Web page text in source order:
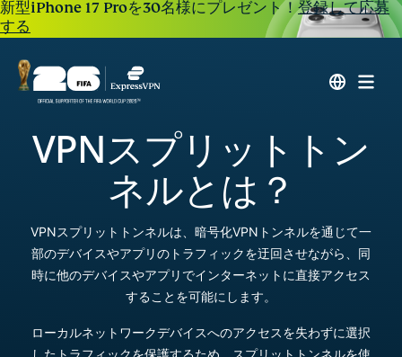
新型iPhone 17 Proを30名様にプレゼント！登録して応募
する
VPNスプリットトン
ネルとは？
VPNスプリットトンネルは、暗号化VPNトンネルを通じて一
部のデバイスやアプリのトラフィックを迂回させながら、同
時に他のデバイスやアプリでインターネットに直接アクセス
することを可能にします。
ローカルネットワークデバイスへのアクセスを失わずに選択
したトラフィックを保護するため、スプリットトンネルを使